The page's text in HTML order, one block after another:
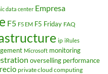
data center Empresa
F5 F5 EM F5 Friday FAQ
ip iRules
Microsoft monitoring
overselling performance
private cloud computing